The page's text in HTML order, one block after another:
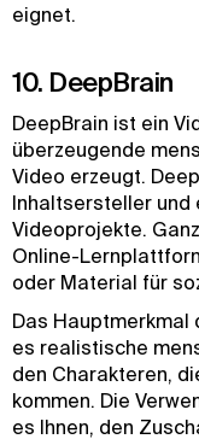
eignet.
10. DeepBrain
DeepBrain ist ein
überzeugende
Video erzeugt.
Inhaltsersteller und
Videoprojekte.
Online-
oder Material für
Das Hauptmerkmal
es realistische
den Charakteren,
kommen. Die
es Ihnen, den